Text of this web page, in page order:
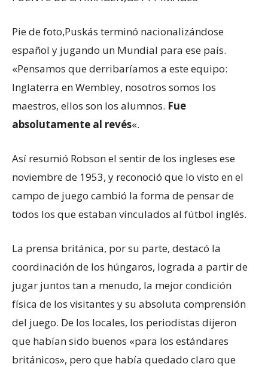
Pie de foto,Puskás terminó nacionalizándose
español y jugando un Mundial para ese país.
«Pensamos que derribaríamos a este equipo:
Inglaterra en Wembley, nosotros somos los
maestros, ellos son los alumnos. Fue
absolutamente al revés«.
Así resumió Robson el sentir de los ingleses ese
noviembre de 1953, y reconoció que lo visto en el
campo de juego cambió la forma de pensar de
todos los que estaban vinculados al fútbol inglés.
La prensa británica, por su parte, destacó la
coordinación de los húngaros, lograda a partir de
jugar juntos tan a menudo, la mejor condición
física de los visitantes y su absoluta comprensión
del juego. De los locales, los periodistas dijeron
que habían sido buenos «para los estándares
británicos», pero que había quedado claro que